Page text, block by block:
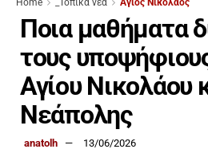
Home _Τοπικά νέα Άγιος Νικόλαος
Ποια μαθήματα
τους
Αγίου Νικολάου
Νεάπολης
anatolh 13/06/2026